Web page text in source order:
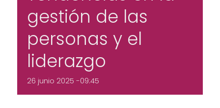
gestión de las
personas y el
liderazgo
26 junio 2025 -09:45